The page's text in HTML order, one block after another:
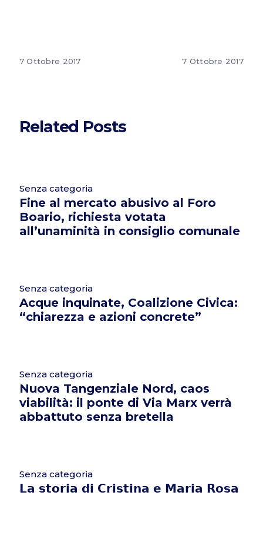
7 Ottobre 2017 7 Ottobre 2017
Related Posts
Senza categoria
Fine al mercato abusivo al Foro
Boario, richiesta votata
all’unaminità in consiglio comunale
Senza categoria
Acque inquinate, Coalizione Civica:
“chiarezza e azioni concrete”
Senza categoria
Nuova Tangenziale Nord, caos
viabilità: il ponte di Via Marx verrà
abbattuto senza bretella
Senza categoria
𝗟𝗮 𝘀𝘁𝗼𝗿𝗶𝗮 𝗱𝗶 𝗖𝗿𝗶𝘀𝘁𝗶𝗻𝗮 𝗲 𝗠𝗮𝗿𝗶𝗮 𝗥𝗼𝘀𝗮